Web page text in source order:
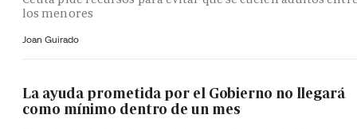
los menores
Joan Guirado
La ayuda prometida por el Gobierno no llegará
como mínimo dentro de un mes